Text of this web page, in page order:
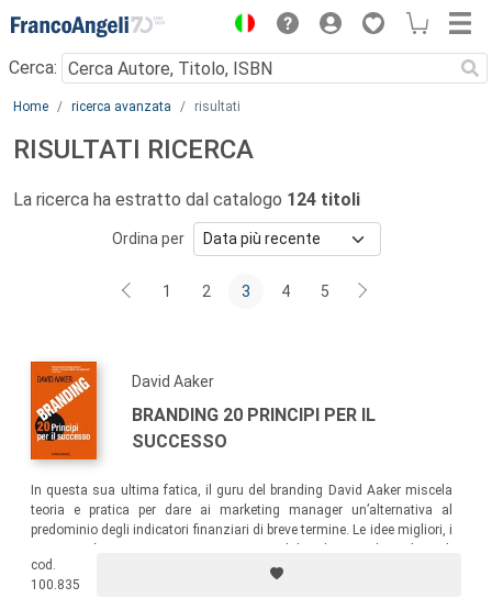
Menu
Cerca:
Main content
Home ricerca avanzata risultati
RISULTATI RICERCA
La ricerca ha estratto dal catalogo 124 titoli
Ordina per
1 2 3 4 5
David Aaker
BRANDING 20 PRINCIPI PER IL
SUCCESSO
In questa sua ultima fatica, il guru del branding David Aaker miscela
teoria e pratica per dare ai marketing manager un’alternativa al
predominio degli indicatori finanziari di breve termine. Le idee migliori, i
esperienze sul campo – per chi voglia rinfrescare le proprie
conoscenze, e per chi desideri aggiornarsi in tempi brevi.
cod.
100.835